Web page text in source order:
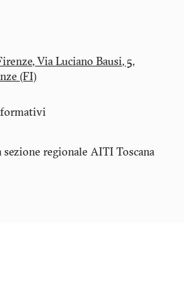
Via Luciano Bausi, 5,
(FI)
sezione regionale AITI Toscana